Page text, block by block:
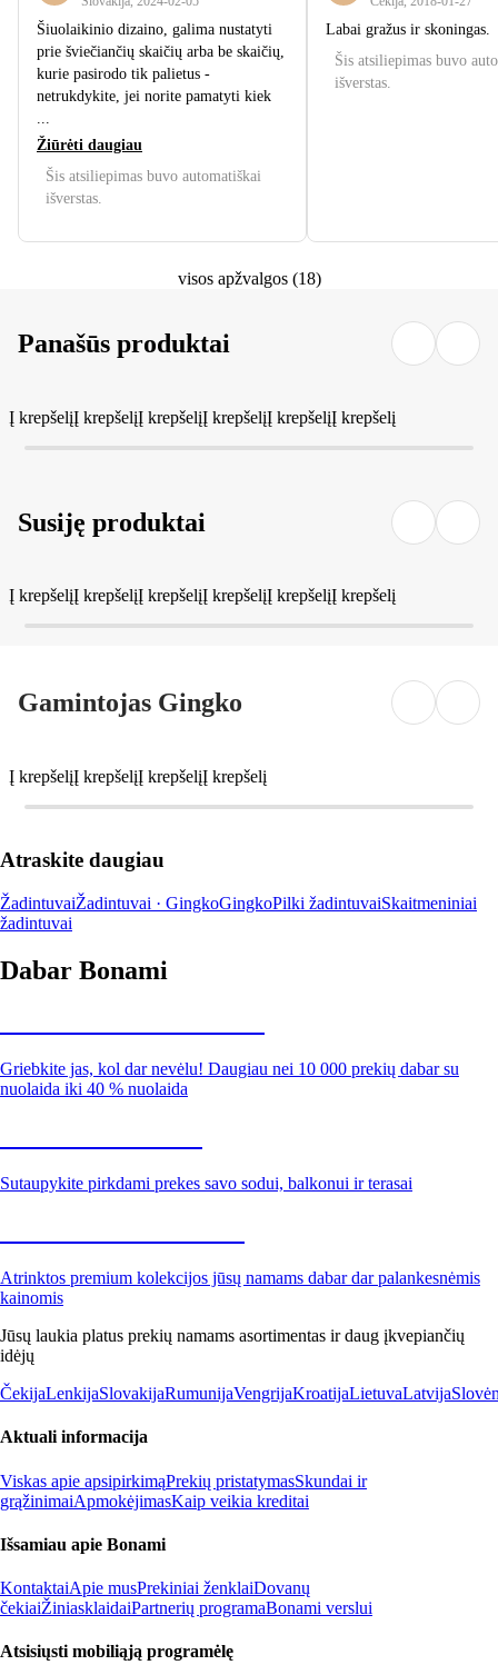
Šiuolaikinio dizaino, galima nustatyti
prie šviečiančių skaičių arba be skaičių,
kurie pasirodo tik palietus -
netrukdykite, jei norite pamatyti kiek
Žiūrėti daugiau
Šis atsiliepimas buvo automatiškai
išverstas.
Labai gražus ir skoningas.
Šis atsiliepimas buvo
išverstas.
visos apžvalgos(18)
Panašūs produktai
Į krepšelįĮ krepšelįĮ krepšelįĮ krepšelįĮ krepšelįĮ krepšelį
Susiję produktai
Į krepšelįĮ krepšelįĮ krepšelįĮ krepšelįĮ krepšelįĮ krepšelį
Gamintojas Gingko
Į krepšelįĮ krepšelįĮ krepšelįĮ krepšelį
Atraskite daugiau
ŽadintuvaiŽadintuvai · GingkoGingkoPilki žadintuvaiSkaitmeniniai
žadintuvai
Dabar Bonami
Griebkite jas, kol dar nevėlu! Daugiau nei 10 000 prekių dabar su
nuolaida iki 40 % nuolaida
Sutaupykite pirkdami prekes savo sodui, balkonui ir terasai
Atrinktos premium kolekcijos jūsų namams dabar dar palankesnėmis
kainomis
Jūsų laukia platus prekių namams asortimentas ir daug įkvepiančių
idėjų
ČekijaLenkijaSlovakijaRumunijaVengrijaKroatijaLietuvaLatvija
Aktuali informacija
Viskas apie apsipirkimąPrekių pristatymasSkundai ir
grąžinimaiApmokėjimasKaip veikia kreditai
Išsamiau apie Bonami
KontaktaiApie musPrekiniai ženklaiDovanų
čekiaiŽiniasklaidaiPartnerių programaBonami verslui
Atsisiųsti mobiliąją programėlę